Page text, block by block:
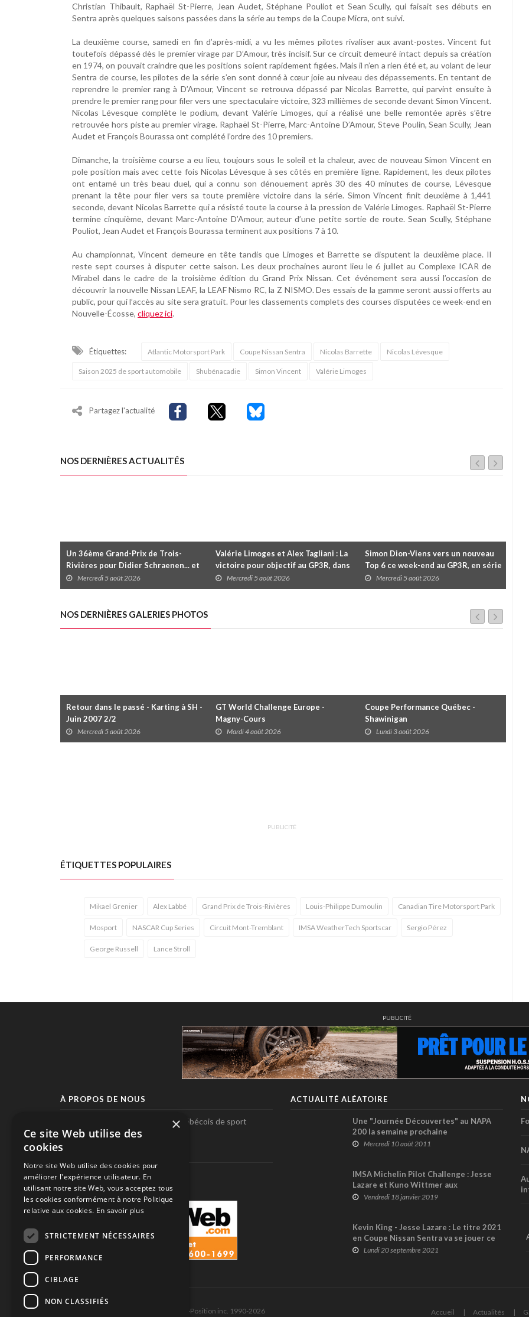
Christian Thibault, Raphaël St-Pierre, Jean Audet, Stéphane Pouliot et Sean Scully, qui faisait ses débuts en
Sentra après quelques saisons passées dans la série au temps de la Coupe Micra, ont suivi.
La deuxième course, samedi en fin d’après-midi, a vu les mêmes pilotes rivaliser aux avant-postes. Vincent fut
toutefois dépassé dès le premier virage par D’Amour, très incisif. Sur ce circuit demeuré intact depuis sa création
en 1974, on pouvait craindre que les positions soient rapidement figées. Mais il n’en a rien été et, au volant de leur
Sentra de course, les pilotes de la série s’en sont donné à cœur joie au niveau des dépassements. En tentant de
reprendre le premier rang à D’Amour, Vincent se retrouva dépassé par Nicolas Barrette, qui parvint ensuite à
prendre le premier rang pour filer vers une spectaculaire victoire, 323 millièmes de seconde devant Simon Vincent.
Nicolas Lévesque complète le podium, devant Valérie Limoges, qui a réalisé une belle remontée après s’être
retrouvée hors piste au premier virage. Raphaël St-Pierre, Marc-Antoine D’Amour, Steve Poulin, Sean Scully, Jean
Audet et François Bourassa ont complété l’ordre des 10 premiers.
Dimanche, la troisième course a eu lieu, toujours sous le soleil et la chaleur, avec de nouveau Simon Vincent en
pole position mais avec cette fois Nicolas Lévesque à ses côtés en première ligne. Rapidement, les deux pilotes
ont entamé un très beau duel, qui a connu son dénouement après 30 des 40 minutes de course, Lévesque
prenant la tête pour filer vers sa toute première victoire dans la série. Simon Vincent finit deuxième à 1,441
seconde, devant Nicolas Barrette qui a résisté toute la course à la pression de Valérie Limoges. Raphaël St-Pierre
termine cinquième, devant Marc-Antoine D’Amour, auteur d’une petite sortie de route. Sean Scully, Stéphane
Pouliot, Jean Audet et François Bourassa terminent aux positions 7 à 10.
Au championnat, Vincent demeure en tête tandis que Limoges et Barrette se disputent la deuxième place. Il
reste sept courses à disputer cette saison. Les deux prochaines auront lieu le 6 juillet au Complexe ICAR de
Mirabel dans le cadre de la troisième édition du Grand Prix Nissan. Cet événement sera aussi l’occasion de
découvrir la nouvelle Nissan LEAF, la LEAF Nismo RC, la Z NISMO. Des essais de la gamme seront aussi offerts au
public, pour qui l’accès au site sera gratuit. Pour les classements complets des courses disputées ce week-end en
Nouvelle-Écosse, cliquez ici.
Étiquettes: Atlantic Motorsport Park Coupe Nissan Sentra Nicolas Barrette Nicolas Lévesque
Saison 2025 de sport automobile Shubénacadie Simon Vincent Valérie Limoges
Partagez l'actualité
NOS DERNIÈRES ACTUALITÉS
Un 36ème Grand-Prix de Trois-
Rivières pour Didier Schraenen... et
une première en Challenge Canada
Mercredi 5 août 2026
Valérie Limoges et Alex Tagliani : La
victoire pour objectif au GP3R, dans
trois séries différentes
Mercredi 5 août 2026
Simon Dion-Viens vers un nouveau
Top 6 ce week-end au GP3R, en série
NASCAR Canada ?
Mercredi 5 août 2026
NOS DERNIÈRES GALERIES PHOTOS
Retour dans le passé - Karting à SH -
Juin 2007 2/2
Mercredi 5 août 2026
GT World Challenge Europe -
Magny-Cours
Mardi 4 août 2026
Coupe Performance Québec -
Shawinigan
Lundi 3 août 2026
PUBLICITÉ
ÉTIQUETTES POPULAIRES
Mikael Grenier Alex Labbé Grand Prix de Trois-Rivières Louis-Philippe Dumoulin Canadian Tire Motorsport Park
Mosport NASCAR Cup Series Circuit Mont-Tremblant IMSA WeatherTech Sportscar Sergio Pérez
George Russell Lance Stroll
PUBLICITÉ
À PROPOS DE NOUS
Pole-Position, le seul magazine québécois de sport
automobile.
SUIVEZ-NOUS
ACTUALITÉ ALÉATOIRE
Une "Journée Découvertes" au NAPA
200 la semaine prochaine
Mercredi 10 août 2011
IMSA Michelin Pilot Challenge : Jesse
Lazare et Kuno Wittmer aux
commandes de McLaren 570s GT4
Vendredi 18 janvier 2019
Kevin King - Jesse Lazare : Le titre 2021
en Coupe Nissan Sentra va se jouer ce
week-end !
Lundi 20 septembre 2021
Tous droits réservés © Les Éditions Pole-Position inc. 1990-2026 Accueil Actualités
×
Ce site Web utilise des
cookies
Notre site Web utilise des cookies pour
améliorer l'expérience utilisateur. En
utilisant notre site Web, vous acceptez tous
les cookies conformément à notre Politique
relative aux cookies. En savoir plus
STRICTEMENT NÉCESSAIRES
PERFORMANCE
CIBLAGE
NON CLASSIFIÉS